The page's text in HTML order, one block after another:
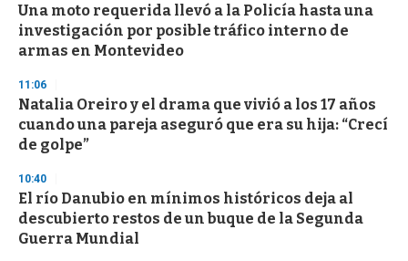
Una moto requerida llevó a la Policía hasta una
investigación por posible tráfico interno de
armas en Montevideo
11:06
Natalia Oreiro y el drama que vivió a los 17 años
cuando una pareja aseguró que era su hija: “Crecí
de golpe”
10:40
El río Danubio en mínimos históricos deja al
descubierto restos de un buque de la Segunda
Guerra Mundial